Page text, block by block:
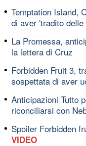
Temptation Island,
di aver 'tradito
La Promessa,
la lettera di Cruz
Forbidden Fruit 3,
sospettata di aver
Anticipazioni Tutto
riconciliarsi con
Spoiler Forbidden
VIDEO